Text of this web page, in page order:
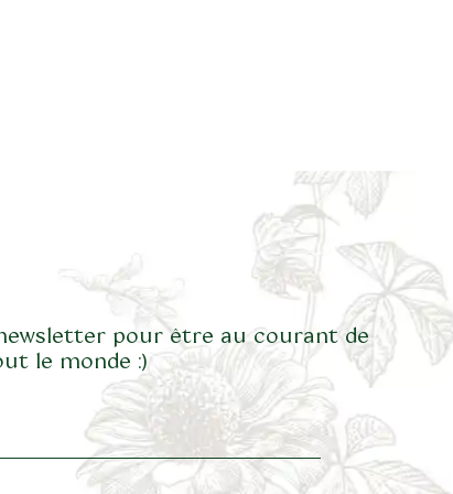
pour être au courant de
le monde :)